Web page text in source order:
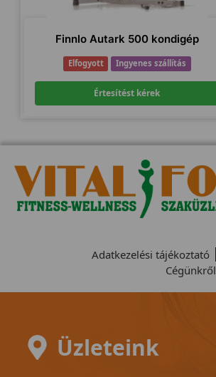
Finnlo Autark 500 kondigép
Elfogyott Ingyenes szállítás
Értesítést kérek
Adatkezelési tájékoztató
Cégünkről
Üzleteink